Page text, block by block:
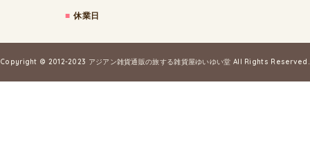
■ 休業日
Copyright © 2012-2023 アジアン雑貨通販の旅する雑貨屋ゆいゆい堂 All Rights Reserved.